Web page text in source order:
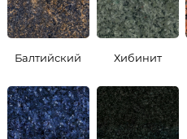
Балтийский Хибинит